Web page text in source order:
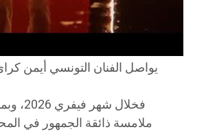
يواصل الفنان التونسي أيمن